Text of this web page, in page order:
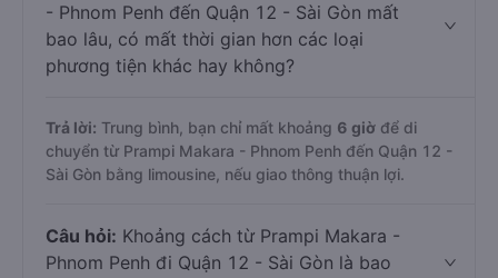
- Phnom Penh đến Quận 12 - Sài Gòn mất
bao lâu, có mất thời gian hơn các loại
phương tiện khác hay không?
Trả lời: Trung bình, bạn chỉ mất khoảng 6 giờ để di
chuyển từ Prampi Makara - Phnom Penh đến Quận 12 -
Sài Gòn bằng limousine, nếu giao thông thuận lợi.
Câu hỏi: Khoảng cách từ Prampi Makara -
Phnom Penh đi Quận 12 - Sài Gòn là bao